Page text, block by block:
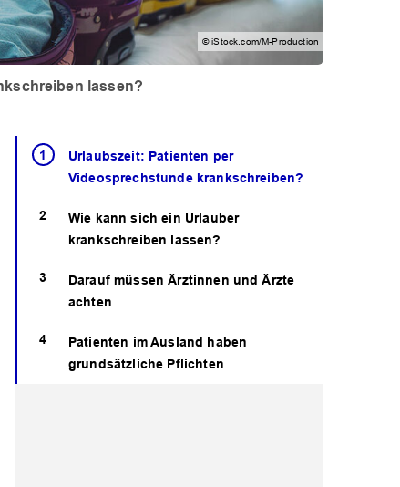
© iStock.com/M-Production
lassen?
Urlaubszeit: Patienten per
Videosprechstunde krankschreiben?
Wie kann sich ein Urlauber
krankschreiben lassen?
Darauf müssen Ärztinnen und Ärzte
achten
Patienten im Ausland haben
grundsätzliche Pflichten